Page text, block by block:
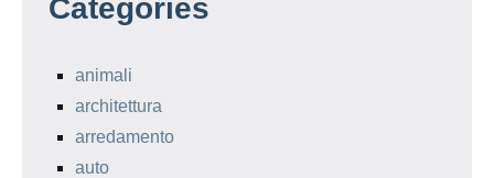
Categories
animali
architettura
arredamento
auto